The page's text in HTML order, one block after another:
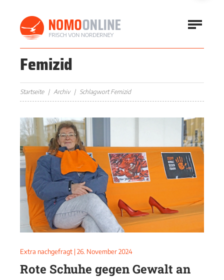
Femizid
Startseite Archiv Schlagwort Femizid
Extra nachgefragt | 26. November 2024
Rote Schuhe gegen Gewalt an